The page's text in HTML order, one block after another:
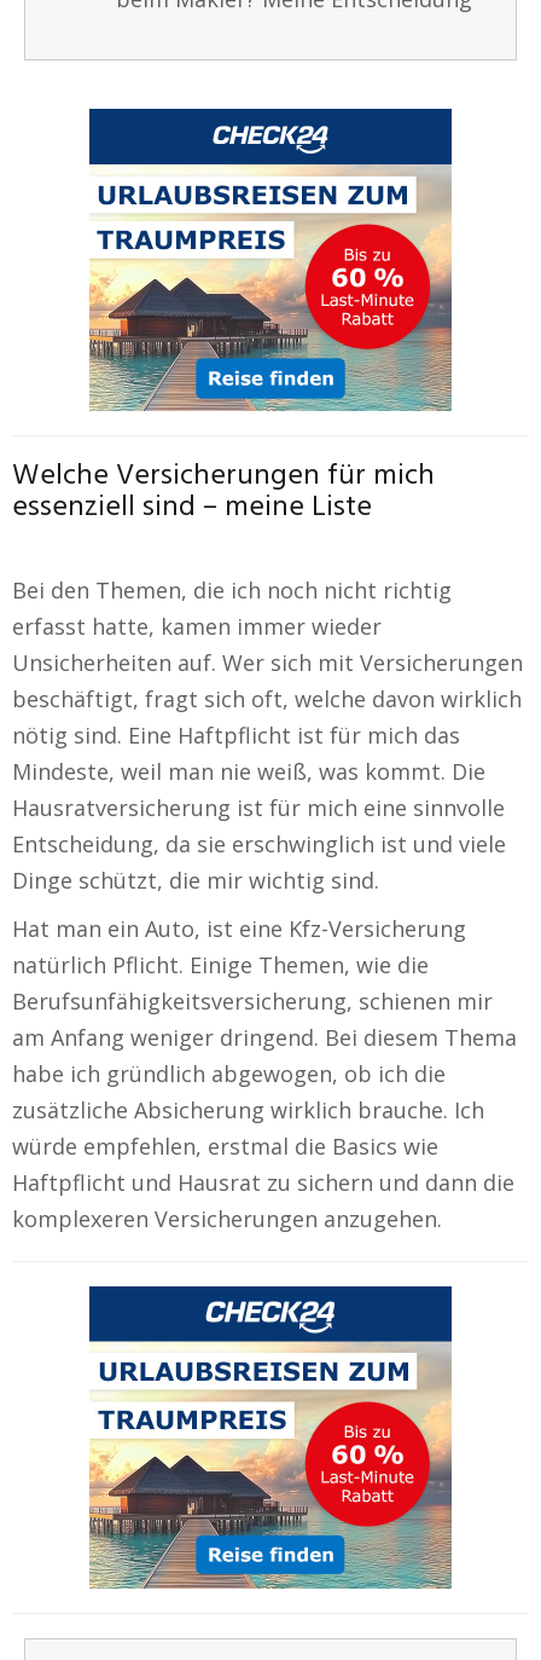
Welche Versicherungen für mich
essenziell sind – meine Liste
Bei den Themen, die ich noch nicht richtig
erfasst hatte, kamen immer wieder
Unsicherheiten auf. Wer sich mit Versicherungen
beschäftigt, fragt sich oft, welche davon wirklich
nötig sind. Eine Haftpflicht ist für mich das
Mindeste, weil man nie weiß, was kommt. Die
Hausratversicherung ist für mich eine sinnvolle
Entscheidung, da sie erschwinglich ist und viele
Dinge schützt, die mir wichtig sind.
Hat man ein Auto, ist eine Kfz-Versicherung
natürlich Pflicht. Einige Themen, wie die
Berufsunfähigkeitsversicherung, schienen mir
am Anfang weniger dringend. Bei diesem Thema
habe ich gründlich abgewogen, ob ich die
zusätzliche Absicherung wirklich brauche. Ich
würde empfehlen, erstmal die Basics wie
Haftpflicht und Hausrat zu sichern und dann die
komplexeren Versicherungen anzugehen.